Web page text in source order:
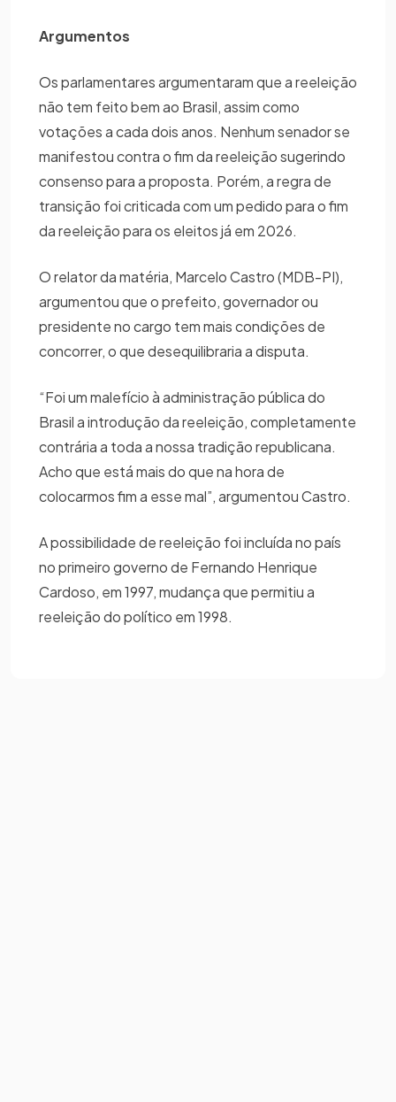
Argumentos
Os parlamentares argumentaram que a reeleição
não tem feito bem ao Brasil, assim como
votações a cada dois anos. Nenhum senador se
manifestou contra o fim da reeleição sugerindo
consenso para a proposta. Porém, a regra de
transição foi criticada com um pedido para o fim
da reeleição para os eleitos já em 2026.
O relator da matéria, Marcelo Castro (MDB-PI),
argumentou que o prefeito, governador ou
presidente no cargo tem mais condições de
concorrer, o que desequilibraria a disputa.
“Foi um malefício à administração pública do
Brasil a introdução da reeleição, completamente
contrária a toda a nossa tradição republicana.
Acho que está mais do que na hora de
colocarmos fim a esse mal”, argumentou Castro.
A possibilidade de reeleição foi incluída no país
no primeiro governo de Fernando Henrique
Cardoso, em 1997, mudança que permitiu a
reeleição do político em 1998.